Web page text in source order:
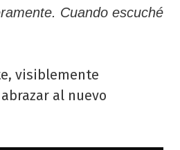
Cuando escuché
visiblemente
al nuevo